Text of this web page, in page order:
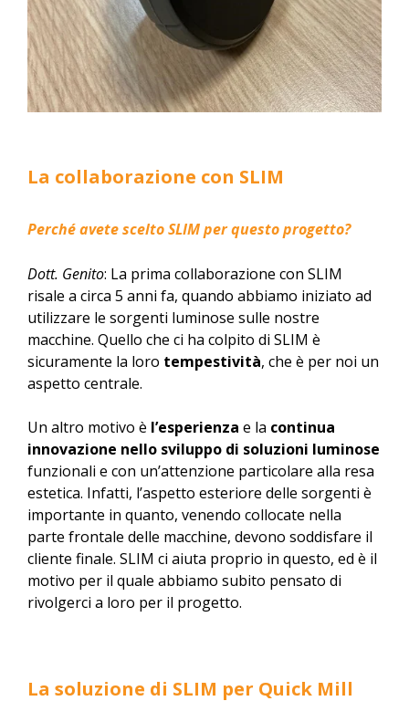
La collaborazione con SLIM
Perché avete scelto SLIM per questo progetto?
Dott. Genito: La prima collaborazione con SLIM
risale a circa 5 anni fa, quando abbiamo iniziato ad
utilizzare le sorgenti luminose sulle nostre
macchine. Quello che ci ha colpito di SLIM è
sicuramente la loro tempestività, che è per noi un
aspetto centrale.
Un altro motivo è l’esperienza e la continua
innovazione nello sviluppo di soluzioni luminose
funzionali e con un’attenzione particolare alla resa
estetica. Infatti, l’aspetto esteriore delle sorgenti è
importante in quanto, venendo collocate nella
parte frontale delle macchine, devono soddisfare il
cliente finale. SLIM ci aiuta proprio in questo, ed è il
motivo per il quale abbiamo subito pensato di
rivolgerci a loro per il progetto.
La soluzione di SLIM per Quick Mill